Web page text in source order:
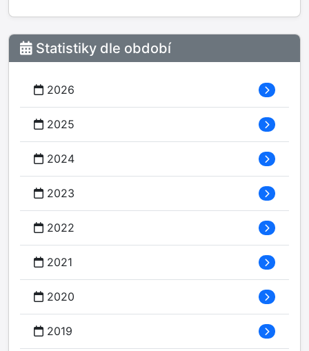
Statistiky dle období
2026
2025
2024
2023
2022
2021
2020
2019